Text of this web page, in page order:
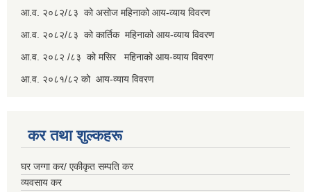
आ.व. २०८२/८३ को असोज महिनाको आय-व्याय विवरण
आ.व. २०८२/८३ को कार्तिक महिनाको आय-व्याय विवरण
आ.व. २०८२ /८३ को मसिर महिनाको आय-व्याय विवरण
आ.व. २०८१/८२ को आय-व्याय विवरण
कर तथा शुल्कहरू
घर जग्गा कर/ एकीकृत सम्पति कर
व्यवसाय कर